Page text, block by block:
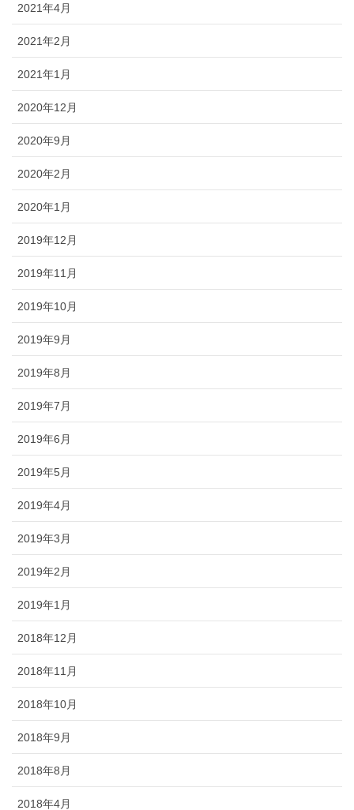
2021年4月
2021年2月
2021年1月
2020年12月
2020年9月
2020年2月
2020年1月
2019年12月
2019年11月
2019年10月
2019年9月
2019年8月
2019年7月
2019年6月
2019年5月
2019年4月
2019年3月
2019年2月
2019年1月
2018年12月
2018年11月
2018年10月
2018年9月
2018年8月
2018年4月